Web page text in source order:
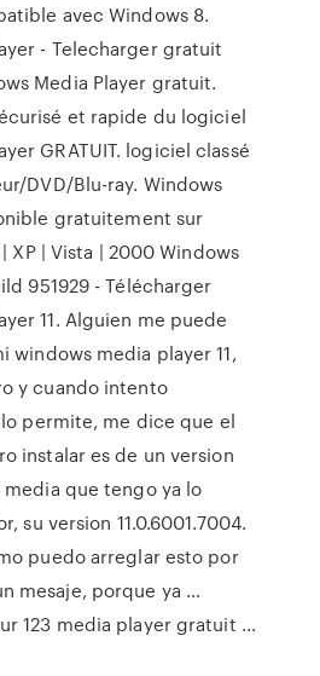
avec Windows 8.
- Telecharger gratuit
Media Player gratuit.
et rapide du logiciel
GRATUIT. logiciel classé
DVD/Blu-ray. Windows
gratuitement sur
XP | Vista | 2000 Windows
951929 - Télécharger
11. Alguien me puede
windows media player 11,
y cuando intento
permite, me dice que el
instalar es de un version
que tengo ya lo
su version 11.0.6001.7004.
puedo arreglar esto por
mesaje, porque ya …
123 media player gratuit ...